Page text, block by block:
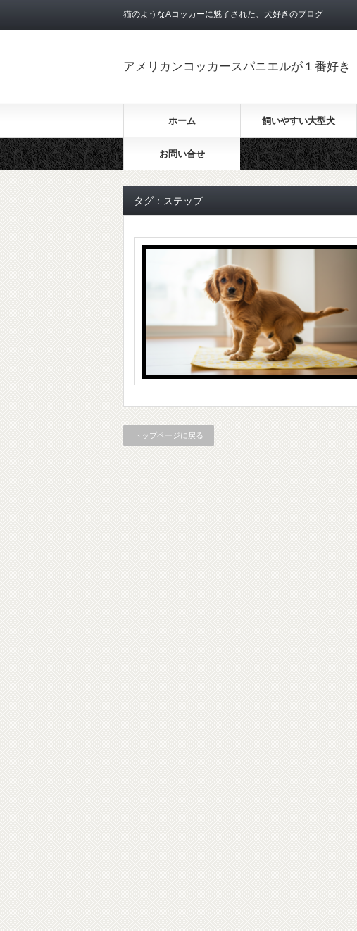
猫のようなAコッカーに魅了された、犬好きのブログ
アメリカンコッカースパニエルが１番好き
ホーム 飼いやすい大型犬
お問い合せ
タグ：ステップ
トップページに戻る